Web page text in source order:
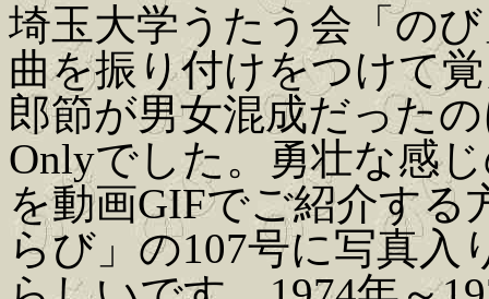
埼玉大学うたう会「の
曲を振り付けをつけて
郎節が男女混成だった
Onlyでした。勇壮な感
を動画GIFでご紹介す
らび」の107号に写真